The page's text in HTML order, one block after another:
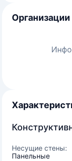
Несущие стены:
Панельные